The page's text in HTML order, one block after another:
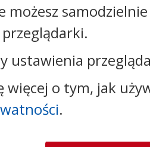
Kontakt:
tel.:
e-mail:
strona www:sosno.pl
możesz
ustawienia
więcej o tym, jak
.